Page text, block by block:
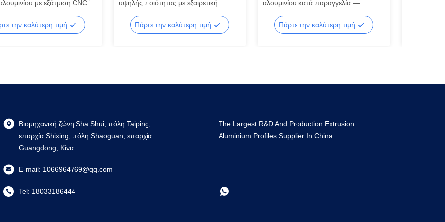
με εξάτμιση CNC
σειράς 6000, που
υπηρεσίες κοπής και
την καλύτερη τιμή
υψηλής ποιότητας με εξαιρετική
Επαγγελματική εργοστασιακή
προσαρμογή προφίλ αλουμινίου με
Πάρτε την καλύτερη τιμή
αλουμινίου κατά παραγγελία —
αλουμινίου για μηχανήματα
Πάρτε την καλύτερη τιμή
Βιομηχανική ζώνη Sha Shui, πόλη Taiping,
επαρχία Shixing, πόλη Shaoguan, επαρχία
Guangdong, Κίνα
E-mail: 1066964769@qq.com
Tel: 18033186444
The Largest R&D And Production Extrusion
Aluminium Profiles Supplier In China